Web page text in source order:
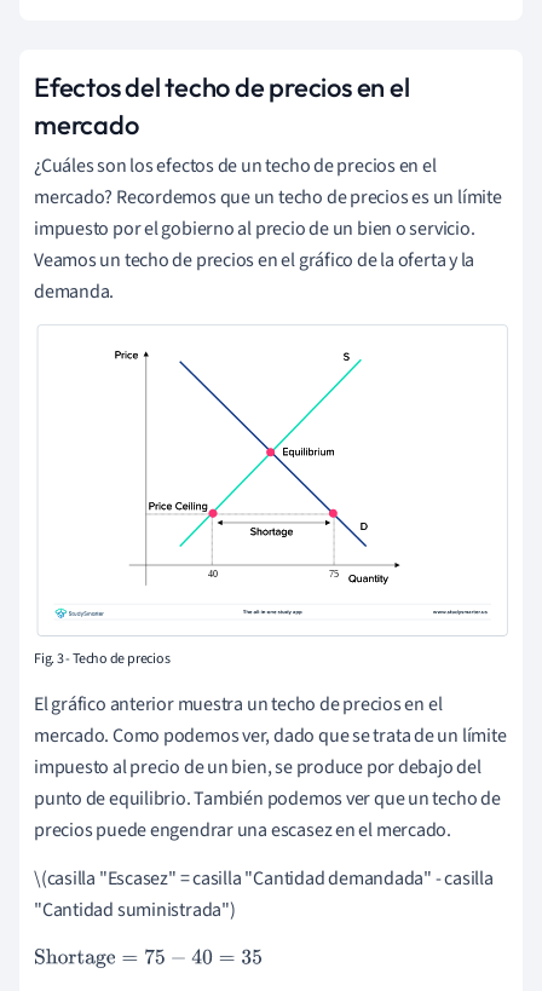
Efectos del techo de precios en el
mercado
¿Cuáles son los efectos de un techo de precios en el
mercado? Recordemos que un techo de precios es un límite
impuesto por el gobierno al precio de un bien o servicio.
Veamos un techo de precios en el gráfico de la oferta y la
demanda.
Fig. 3 - Techo de precios
El gráfico anterior muestra un techo de precios en el
mercado. Como podemos ver, dado que se trata de un límite
impuesto al precio de un bien, se produce por debajo del
punto de equilibrio. También podemos ver que un techo de
precios puede engendrar una escasez en el mercado.
\(casilla "Escasez" = casilla "Cantidad demandada" - casilla
"Cantidad suministrada")
Shortage= 75− 40=35